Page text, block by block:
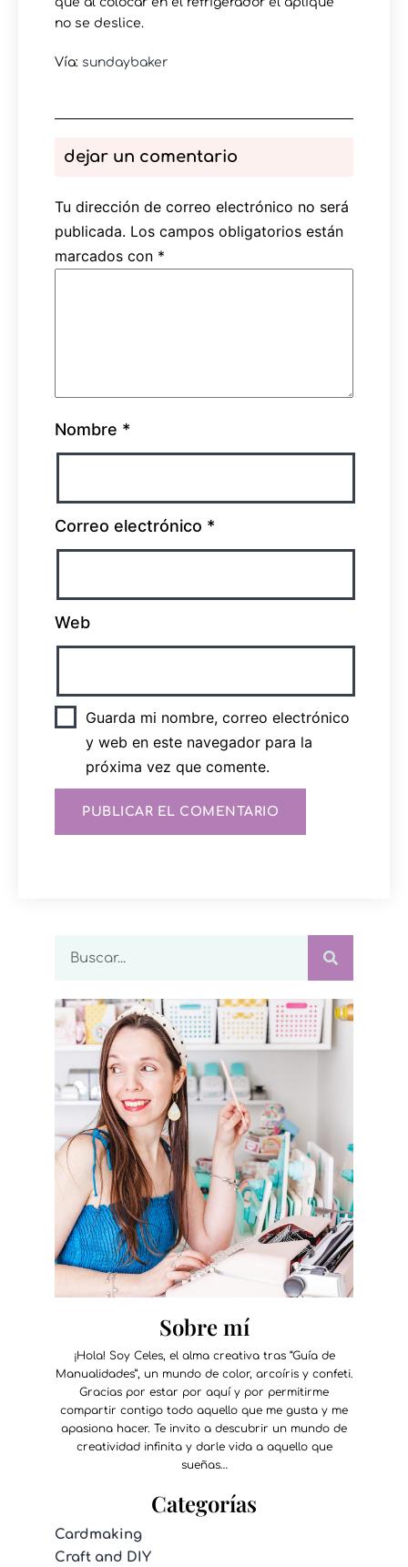
no se deslice.
Vía: sundaybaker
dejar un comentario
Tu dirección de correo electrónico no será
publicada. Los campos obligatorios están
marcados con *
Nombre *
Correo electrónico *
Web
Guarda mi nombre, correo electrónico
y web en este navegador para la
próxima vez que comente.
Sobre mí
¡Hola! Soy Celes, el alma creativa tras “Guía de
Manualidades”, un mundo de color, arcoíris y confeti.
Gracias por estar por aquí y por permitirme
compartir contigo todo aquello que me gusta y me
apasiona hacer. Te invito a descubrir un mundo de
creatividad infinita y darle vida a aquello que
sueñas…
Categorías
Cardmaking
Craft and DIY